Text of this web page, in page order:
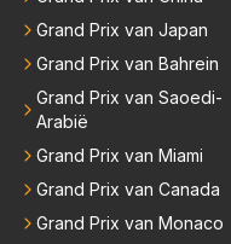
Grand Prix van Japan
Grand Prix van Bahrein
Grand Prix van Saoedi-
Arabië
Grand Prix van Miami
Grand Prix van Canada
Grand Prix van Monaco